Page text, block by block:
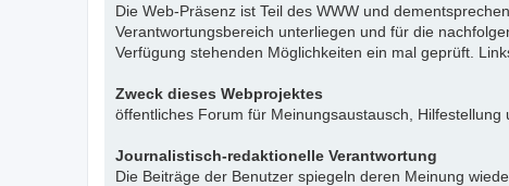
Die Web-Präsenz ist Teil des WWW und
Verantwortungsbereich unterliegen und für die
Verfügung stehenden Möglichkeiten ein mal geprüft.
Zweck dieses Webprojektes
öffentliches Forum für Meinungsaustausch, Hilfestellung
Journalistisch-redaktionelle Verantwortung
Die Beiträge der Benutzer spiegeln deren Meinung